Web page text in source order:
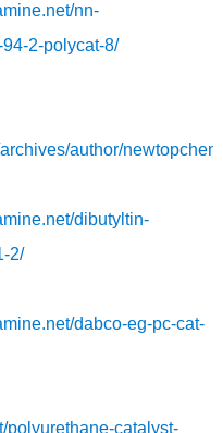
nn-
2-polycat-8/
author/newtopchem
dibutyltin-
2/
dabco-eg-pc-cat-
polyurethane-catalyst-